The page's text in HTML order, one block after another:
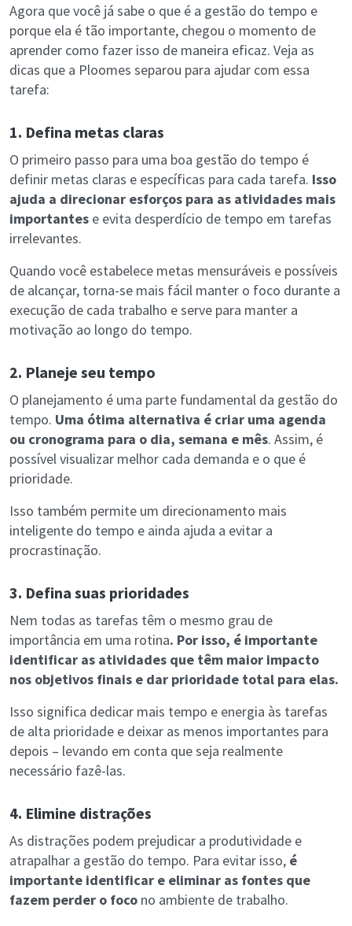
Agora que você já sabe o que é a gestão do tempo e
porque ela é tão importante, chegou o momento de
aprender como fazer isso de maneira eficaz. Veja as
dicas que a Ploomes separou para ajudar com essa
tarefa:
1. Defina metas claras
O primeiro passo para uma boa gestão do tempo é
definir metas claras e específicas para cada tarefa. Isso
ajuda a direcionar esforços para as atividades mais
importantes e evita desperdício de tempo em tarefas
irrelevantes.
Quando você estabelece metas mensuráveis e possíveis
de alcançar, torna-se mais fácil manter o foco durante a
execução de cada trabalho e serve para manter a
motivação ao longo do tempo.
2. Planeje seu tempo
O planejamento é uma parte fundamental da gestão do
tempo. Uma ótima alternativa é criar uma agenda
ou cronograma para o dia, semana e mês. Assim, é
possível visualizar melhor cada demanda e o que é
prioridade.
Isso também permite um direcionamento mais
inteligente do tempo e ainda ajuda a evitar a
procrastinação.
3. Defina suas prioridades
Nem todas as tarefas têm o mesmo grau de
importância em uma rotina. Por isso, é importante
identificar as atividades que têm maior impacto
nos objetivos finais e dar prioridade total para elas.
Isso significa dedicar mais tempo e energia às tarefas
de alta prioridade e deixar as menos importantes para
depois – levando em conta que seja realmente
necessário fazê-las.
4. Elimine distrações
As distrações podem prejudicar a produtividade e
atrapalhar a gestão do tempo. Para evitar isso, é
importante identificar e eliminar as fontes que
fazem perder o foco no ambiente de trabalho.